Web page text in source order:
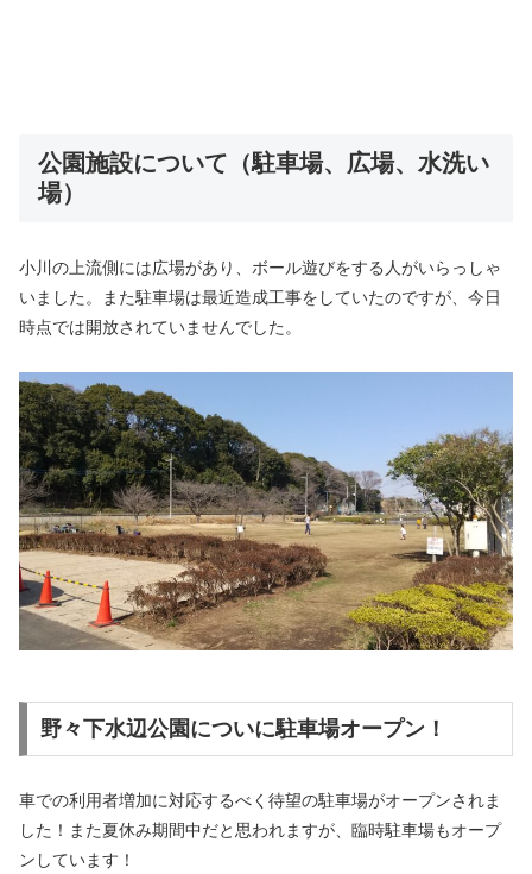
公園施設について（駐車場、広場、水洗い
場）
小川の上流側には広場があり、ボール遊びをする人がいらっしゃ
いました。また駐車場は最近造成工事をしていたのですが、今日
時点では開放されていませんでした。
野々下水辺公園についに駐車場オープン！
車での利用者増加に対応するべく待望の駐車場がオープンされま
した！また夏休み期間中だと思われますが、臨時駐車場もオープ
ンしています！